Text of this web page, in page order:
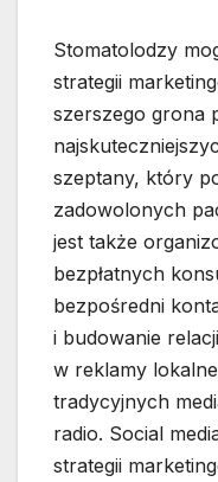
Stomatolodzy
strategii
szerszego grona
szeptany, który
zadowolonych
jest także
bezpłatnych
bezpośredni
i budowanie
w reklamy
tradycyjnych
radio. Social
strategii